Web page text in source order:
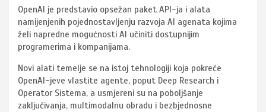
OpenAI je predstavio opsežan paket API-ja i alata
namijenjenih pojednostavljenju razvoja AI agenata kojima
želi napredne mogućnosti AI učiniti dostupnijim
programerima i kompanijama.
Novi alati temelje se na istoj tehnologiji koja pokreće
OpenAI-jeve vlastite agente, poput Deep Research i
Operator Sistema, a usmjereni su na poboljšanje
zaključivanja, multimodalnu obradu i bezbjednosne